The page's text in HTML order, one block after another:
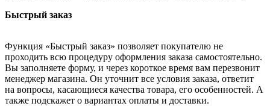
Быстрый заказ
Функция «Быстрый заказ» позволяет покупателю не
проходить всю процедуру оформления заказа самостоятельно.
Вы заполняете форму, и через короткое время вам перезвонит
менеджер магазина. Он уточнит все условия заказа, ответит
на вопросы, касающиеся качества товара, его особенностей. А
также подскажет о вариантах оплаты и доставки.